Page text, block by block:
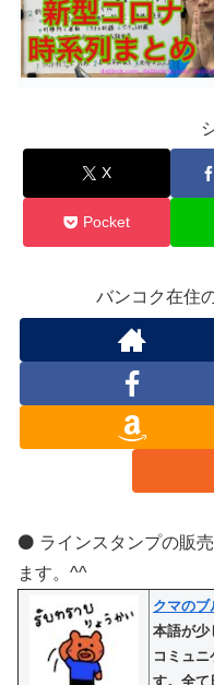
X
Pocket
バンコク在住
⚫️ ラインスタンプの販
ます。^^
クマの
本語が少
コミュ
す。全て